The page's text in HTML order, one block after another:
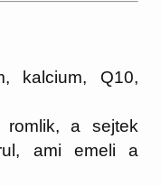
kalcium, Q10,
romlik, a sejtek
ami emeli a